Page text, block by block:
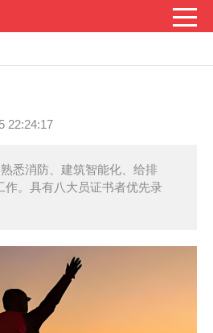
22:24:17
悉消防、建筑智能化、给排
作。具有八大员证书者优先录